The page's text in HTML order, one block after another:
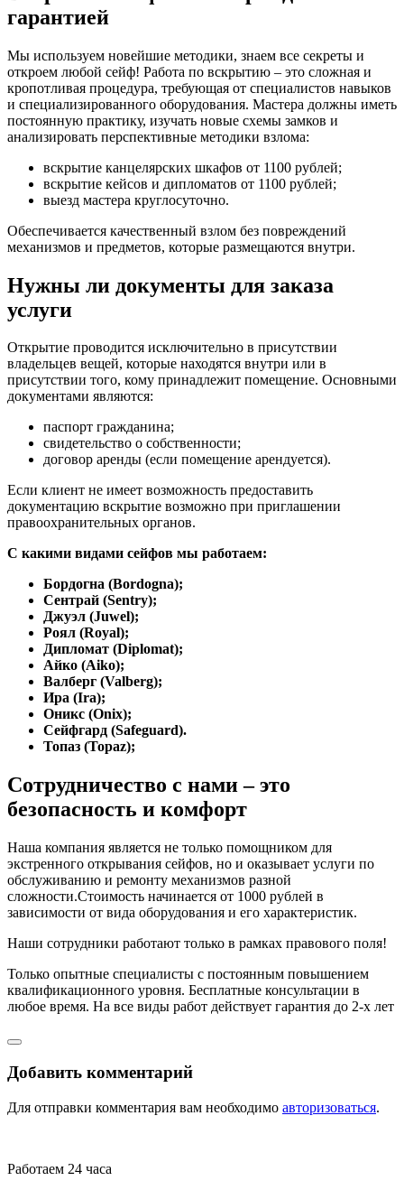
гарантией
Мы используем новейшие методики, знаем все секреты и
откроем любой сейф! Работа по вскрытию – это сложная и
кропотливая процедура, требующая от специалистов навыков
и специализированного оборудования. Мастера должны иметь
постоянную практику, изучать новые схемы замков и
анализировать перспективные методики взлома:
вскрытие канцелярских шкафов от 1100 рублей;
вскрытие кейсов и дипломатов от 1100 рублей;
выезд мастера круглосуточно.
Обеспечивается качественный взлом без повреждений
механизмов и предметов, которые размещаются внутри.
Нужны ли документы для заказа
услуги
Открытие проводится исключительно в присутствии
владельцев вещей, которые находятся внутри или в
присутствии того, кому принадлежит помещение. Основными
документами являются:
паспорт гражданина;
свидетельство о собственности;
договор аренды (если помещение арендуется).
Если клиент не имеет возможность предоставить
документацию вскрытие возможно при приглашении
правоохранительных органов.
С какими видами сейфов мы работаем:
Бордогна (Bordogna);
Сентрай (Sentry);
Джуэл (Juwel);
Роял (Royal);
Дипломат (Diplomat);
Айко (Aiko);
Валберг (Valberg);
Ира (Ira);
Оникс (Onix);
Сейфгард (Safeguard).
Топаз (Topaz);
Сотрудничество с нами – это
безопасность и комфорт
Наша компания является не только помощником для
экстренного открывания сейфов, но и оказывает услуги по
обслуживанию и ремонту механизмов разной
сложности.Стоимость начинается от 1000 рублей в
зависимости от вида оборудования и его характеристик.
Наши сотрудники работают только в рамках правового поля!
Только опытные специалисты с постоянным повышением
квалификационного уровня. Бесплатные консультации в
любое время. На все виды работ действует гарантия до 2-х лет
Добавить комментарий
Для отправки комментария вам необходимо авторизоваться.
Работаем 24 часа